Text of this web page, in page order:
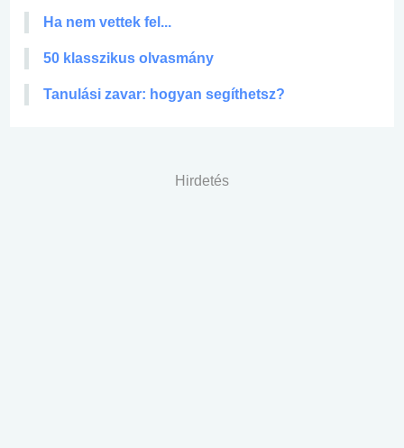
Ha nem vettek fel...
50 klasszikus olvasmány
Tanulási zavar: hogyan segíthetsz?
Hirdetés